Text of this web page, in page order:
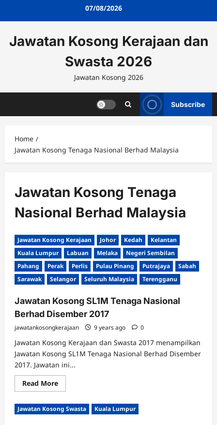
07/08/2026
Jawatan Kosong Kerajaan dan
Swasta 2026
Jawatan Kosong 2026
Subscribe
Home
Jawatan Kosong Tenaga Nasional Berhad Malaysia
Jawatan Kosong Tenaga
Nasional Berhad Malaysia
Jawatan Kosong Kerajaan Johor Kedah
Kelantan
Kuala Lumpur
Labuan Melaka
Negeri Sembilan
Pahang
Perak Perlis Pulau Pinang Putrajaya
Sabah
Sarawak
Selangor Seluruh Malaysia Terengganu
Jawatan Kosong SL1M Tenaga Nasional
Berhad Disember 2017
jawatankosongkerajaan 9 years ago 0
Jawatan Kosong Kerajaan dan Swasta 2017 menampilkan
Jawatan Kosong SL1M Tenaga Nasional Berhad Disember
2017. Jawatan ini...
Read MoreRead
more
Jawatan
Kosong
SL1M
Jawatan Kosong Swasta Kuala Lumpur